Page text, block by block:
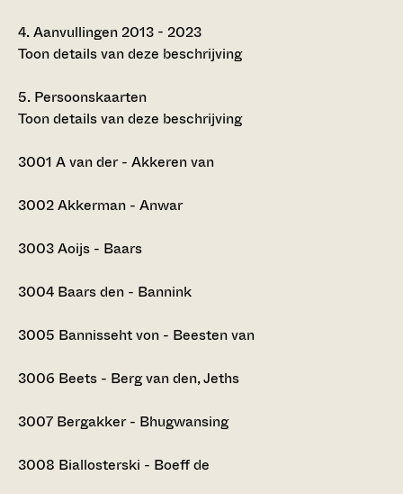
4.Aanvullingen 2013 - 2023
Toon details van deze beschrijving
5. Persoonskaarten
Toon details van deze beschrijving
3001 A van der - Akkeren van
3002Akkerman - Anwar
3003Aoijs - Baars
3004 Baars den - Bannink
3005 Bannisseht von - Beesten van
3006 Beets - Berg van den, Jeths
3007 Bergakker - Bhugwansing
3008 Biallosterski - Boeff de